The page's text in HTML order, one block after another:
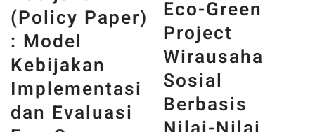
(Policy Paper)
: Model
Kebijakan
Implementasi
dan Evaluasi
Eco-Green
Project
Wirausaha
Sosial
Berbasis